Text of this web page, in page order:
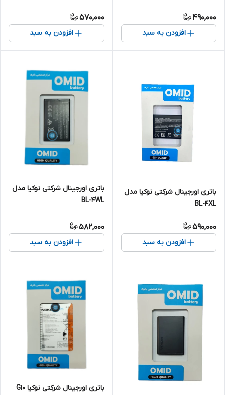
490,000
افزودن به سبد
570,000
افزودن به سبد
باتری اورجینال شرکتی نوکیا مدل
BL-4XL
590,000
افزودن به سبد
باتری اورجینال شرکتی نوکیا مدل
BL-4WL
582,000
افزودن به سبد
باتری اورجینال شرکتی نوکیا G10